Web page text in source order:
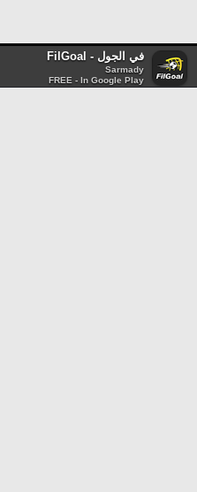
في الجول - FilGoal
Sarmady
FREE - In Google Play